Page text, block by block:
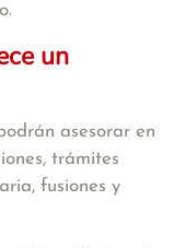
un
asesorar en
trámites
fusiones y